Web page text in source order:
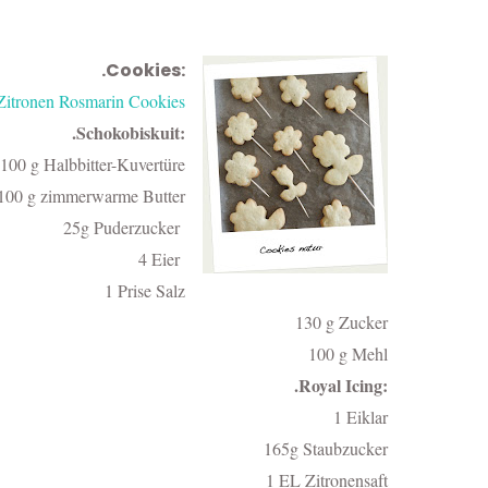
.Cookies:
Rosmarin Cookies
.Schokobiskuit:
100 g Halbbitter-Kuvertüre
g zimmerwarme Butter
25g Puderzucker
4 Eier
1 Prise Salz
130 g Zucker
100 g Mehl
.Royal Icing:
1 Eiklar
165g Staubzucker
1 EL Zitronensaft